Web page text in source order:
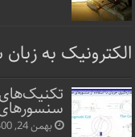
الکترونیک به
تکنیک‌های
بهمن 24, 1400